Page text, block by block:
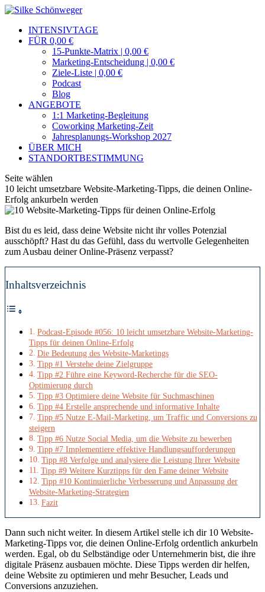
INTENSIVTAGE
FÜR 0,00 €
15-Punkte-Matrix | 0,00 €
Marketing-Entscheidung | 0,00 €
Ziele-Liste | 0,00 €
Podcast
Blog
ANGEBOTE
1:1 Marketing-Begleitung
Coworking Marketing-Zeit
Jahresplanungs-Workshop 2027
ÜBER MICH
STANDORTBESTIMMUNG
Seite wählen
10 leicht umsetzbare Website-Marketing-Tipps, die deinen Online-
Erfolg ankurbeln werden
Bist du es leid, dass deine Website nicht ihr volles Potenzial
ausschöpft? Hast du das Gefühl, dass du wertvolle Gelegenheiten
zum Ausbau deiner Online-Präsenz verpasst?
Inhaltsverzeichnis
Podcast-Episode #056: 10 leicht umsetzbare Website-Marketing-
Tipps für deinen Online-Erfolg
Die Bedeutung des Website-Marketings
Tipp #1 Verstehe deine Zielgruppe
Tipp #2 Führe eine Keyword-Recherche für die SEO-
Optimierung durch
Tipp #3 Optimiere deine Website für Suchmaschinen
Tipp #4 Erstelle ansprechende und informative Inhalte
Tipp #5 Nutze E-Mail-Marketing, um Traffic und Conversions zu
steigern
Tipp #6 Nutze Social Media, um die Website zu bewerben
Tipp #7 Implementiere effektive Handlungsaufforderungen
Tipp #8 Verfolge und analysiere die Leistung Ihrer Website
Tipp #9 Weitere Kurztipps für den Fame deiner Website
Tipp #10 Kontinuierliche Verbesserung und Anpassung der
Website-Marketing-Strategien
Fazit
Dann such nicht weiter. In diesem Artikel stelle ich dir 10 Website-
Marketing-Tipps vor, die deinen Online-Erfolg ordentlich ankurbeln
werden. Egal, ob du Selbständige oder Unternehmerin bist, die ihre
digitale Präsenz ausbauen möchte. Diese Tipps werden dir helfen,
deine Website zu optimieren und mehr Besucher, Leads und
Conversions anzuziehen.